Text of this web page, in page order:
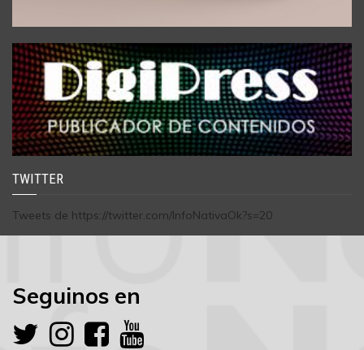
TWITTER
Tweets de https://twitter.com/InfoNativaOk?s=20
Seguinos en